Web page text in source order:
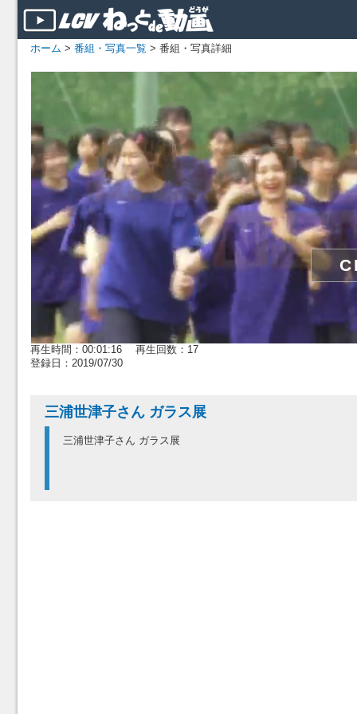
ホーム > 番組・写真一覧 > 番組・写真詳細
再生時間：00:01:16 再生回数：17
登録日：2019/07/30
三浦世津子さん ガラス展
三浦世津子さん ガラス展